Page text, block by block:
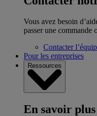
Vous avez besoin
passer une commande
Contacter
Pour les entreprises
Ressources
En savoir